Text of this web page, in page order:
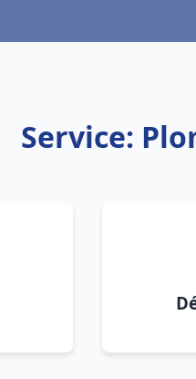
Service: